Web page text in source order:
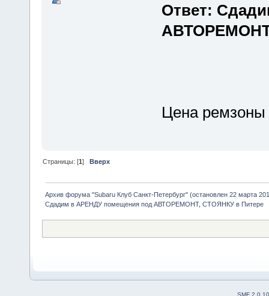
Ответ:
Цена
Страницы: [1]Вверх
Архив форума "Subaru Клуб Санкт-Петербург" (остановлен 22 марта
Сдадим в АРЕНДУ помещения под АВТОРЕМОНТ, СТОЯНКУ в Питере
SMF 2.0.10